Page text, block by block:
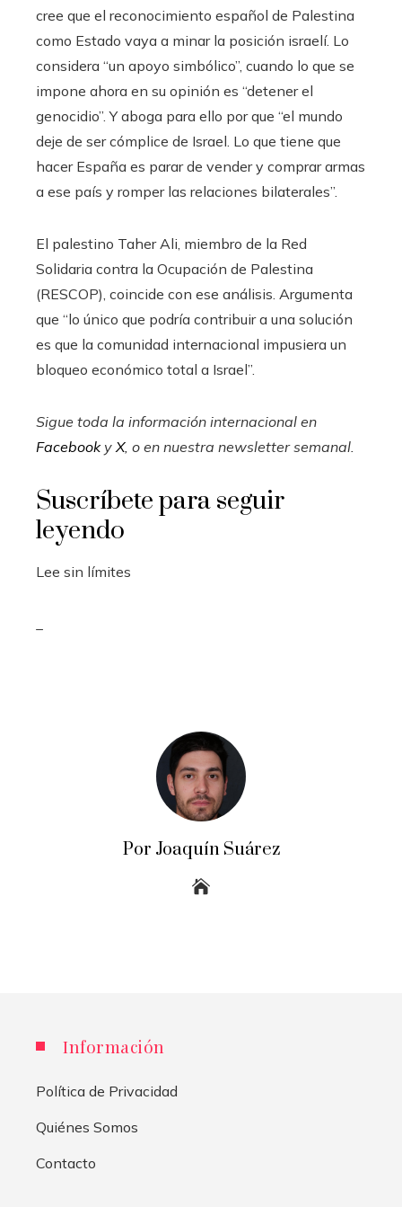
cree que el reconocimiento español de Palestina
como Estado vaya a minar la posición israelí. Lo
considera “un apoyo simbólico”, cuando lo que se
impone ahora en su opinión es “detener el
genocidio”. Y aboga para ello por que “el mundo
deje de ser cómplice de Israel. Lo que tiene que
hacer España es parar de vender y comprar armas
a ese país y romper las relaciones bilaterales”.
El palestino Taher Ali, miembro de la Red
Solidaria contra la Ocupación de Palestina
(RESCOP), coincide con ese análisis. Argumenta
que “lo único que podría contribuir a una solución
es que la comunidad internacional impusiera un
bloqueo económico total a Israel”.
Sigue toda la información internacional en
Facebooky X, o en nuestra newsletter semanal
Suscríbete para seguir
leyendo
Lee sin límites
Por Joaquín Suárez
Información
Política de Privacidad
Quiénes Somos
Contacto